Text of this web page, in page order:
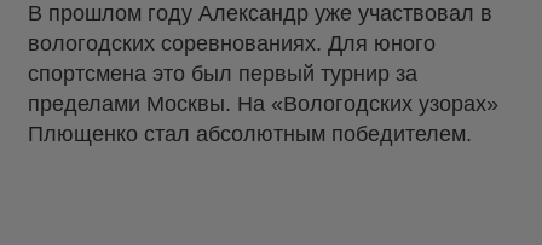
В прошлом году Александр уже участвовал в
вологодских соревнованиях. Для юного
спортсмена это был первый турнир за
пределами Москвы. На «Вологодских узорах»
Плющенко стал абсолютным победителем.